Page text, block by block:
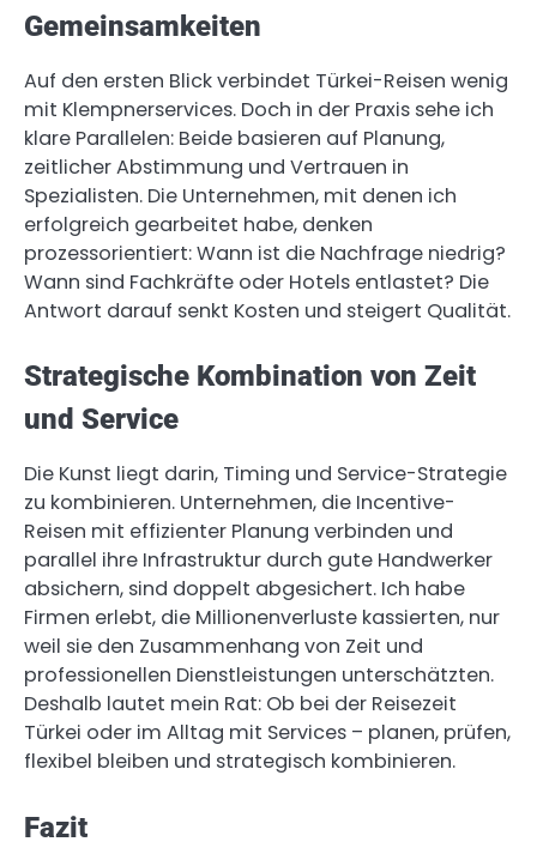
Gemeinsamkeiten
Auf den ersten Blick verbindet Türkei-Reisen wenig
mit Klempnerservices. Doch in der Praxis sehe ich
klare Parallelen: Beide basieren auf Planung,
zeitlicher Abstimmung und Vertrauen in
Spezialisten. Die Unternehmen, mit denen ich
erfolgreich gearbeitet habe, denken
prozessorientiert: Wann ist die Nachfrage niedrig?
Wann sind Fachkräfte oder Hotels entlastet? Die
Antwort darauf senkt Kosten und steigert Qualität.
Strategische Kombination von Zeit
und Service
Die Kunst liegt darin, Timing und Service-Strategie
zu kombinieren. Unternehmen, die Incentive-
Reisen mit effizienter Planung verbinden und
parallel ihre Infrastruktur durch gute Handwerker
absichern, sind doppelt abgesichert. Ich habe
Firmen erlebt, die Millionenverluste kassierten, nur
weil sie den Zusammenhang von Zeit und
professionellen Dienstleistungen unterschätzten.
Deshalb lautet mein Rat: Ob bei der Reisezeit
Türkei oder im Alltag mit Services – planen, prüfen,
flexibel bleiben und strategisch kombinieren.
Fazit